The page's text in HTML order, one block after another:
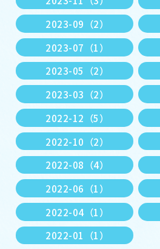
2023-09（2）
2023-07（1）
2023-05（2）
2023-03（2）
2022-12（5）
2022-10（2）
2022-08（4）
2022-06（1）
2022-04（1）
2022-01（1）